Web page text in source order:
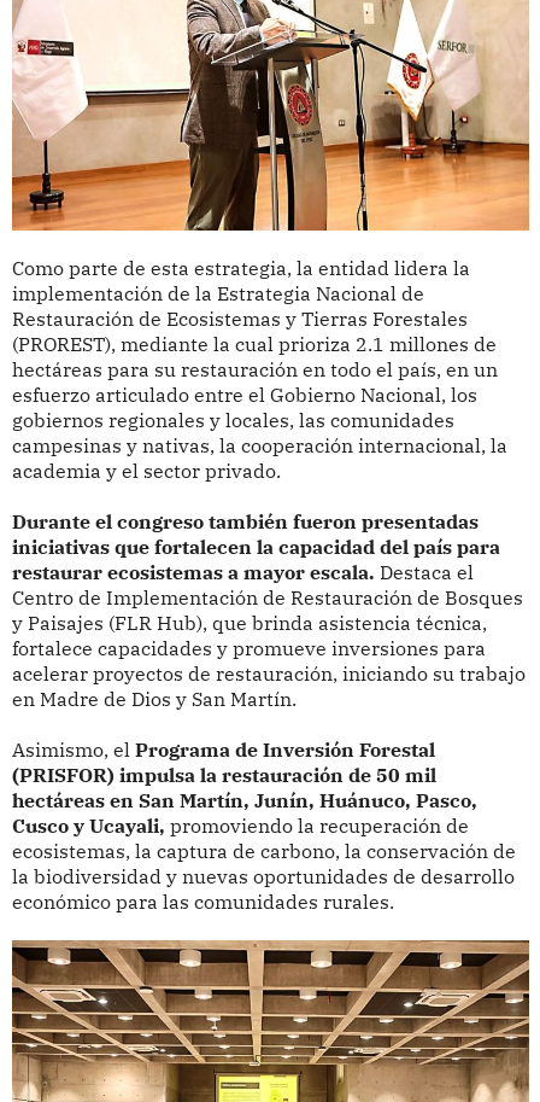
Como parte de esta estrategia, la entidad lidera la
implementación de la Estrategia Nacional de
Restauración de Ecosistemas y Tierras Forestales
(PROREST), mediante la cual prioriza 2.1 millones de
hectáreas para su restauración en todo el país, en un
esfuerzo articulado entre el Gobierno Nacional, los
gobiernos regionales y locales, las comunidades
campesinas y nativas, la cooperación internacional, la
academia y el sector privado.
Durante el congreso también fueron presentadas
iniciativas que fortalecen la capacidad del país para
restaurar ecosistemas a mayor escala. Destaca el
Centro de Implementación de Restauración de Bosques
y Paisajes (FLR Hub), que brinda asistencia técnica,
fortalece capacidades y promueve inversiones para
acelerar proyectos de restauración, iniciando su trabajo
en Madre de Dios y San Martín.
Asimismo, el Programa de Inversión Forestal
(PRISFOR) impulsa la restauración de 50 mil
hectáreas en San Martín, Junín, Huánuco, Pasco,
Cusco y Ucayali, promoviendo la recuperación de
ecosistemas, la captura de carbono, la conservación de
la biodiversidad y nuevas oportunidades de desarrollo
económico para las comunidades rurales.